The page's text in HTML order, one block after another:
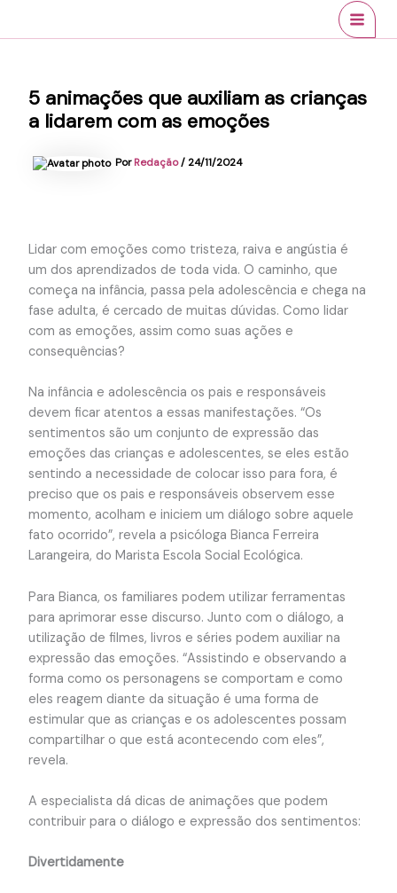
5 animações que auxiliam as crianças
a lidarem com as emoções
PorRedação/24/11/2024
Lidar com emoções como tristeza, raiva e angústia é
um dos aprendizados de toda vida. O caminho, que
começa na infância, passa pela adolescência e chega na
fase adulta, é cercado de muitas dúvidas. Como lidar
com as emoções, assim como suas ações e
consequências?
Na infância e adolescência os pais e responsáveis
devem ficar atentos a essas manifestações. “Os
sentimentos são um conjunto de expressão das
emoções das crianças e adolescentes, se eles estão
sentindo a necessidade de colocar isso para fora, é
preciso que os pais e responsáveis observem esse
momento, acolham e iniciem um diálogo sobre aquele
fato ocorrido”, revela a psicóloga Bianca Ferreira
Larangeira, do Marista Escola Social Ecológica.
Para Bianca, os familiares podem utilizar ferramentas
para aprimorar esse discurso. Junto com o diálogo, a
utilização de filmes, livros e séries podem auxiliar na
expressão das emoções. “Assistindo e observando a
forma como os personagens se comportam e como
eles reagem diante da situação é uma forma de
estimular que as crianças e os adolescentes possam
compartilhar o que está acontecendo com eles”,
revela.
A especialista dá dicas de animações que podem
contribuir para o diálogo e expressão dos sentimentos:
Divertidamente